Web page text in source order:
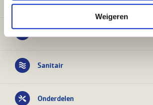
Weigeren
Verwarming
Sanitair
Onderdelen